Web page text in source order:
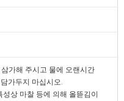
가해 주시고 물에 오랜시간
가두지 마십시오.
성상 마찰 등에 의해 올뜯김이